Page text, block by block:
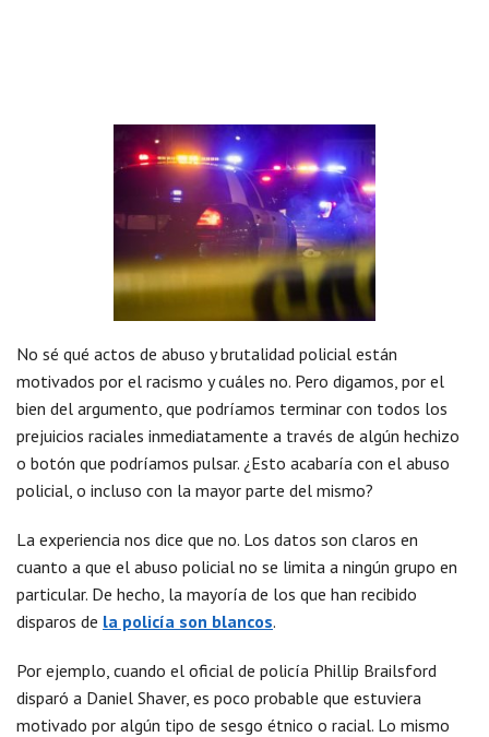
No sé qué actos de abuso y brutalidad policial están
motivados por el racismo y cuáles no. Pero digamos, por el
bien del argumento, que podríamos terminar con todos los
prejuicios raciales inmediatamente a través de algún hechizo
o botón que podríamos pulsar. ¿Esto acabaría con el abuso
policial, o incluso con la mayor parte del mismo?
La experiencia nos dice que no. Los datos son claros en
cuanto a que el abuso policial no se limita a ningún grupo en
particular. De hecho, la mayoría de los que han recibido
disparos de la policía son blancos.
Por ejemplo, cuando el oficial de policía Phillip Brailsford
disparó a Daniel Shaver, es poco probable que estuviera
motivado por algún tipo de sesgo étnico o racial. Lo mismo